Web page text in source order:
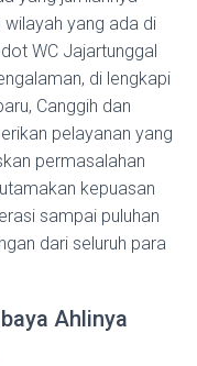
yang ada di
WC Jajartunggal
di lengkapi
Canggih dan
pelayanan yang
permasalahan
kepuasan
sampai puluhan
dari seluruh para
Ahlinya